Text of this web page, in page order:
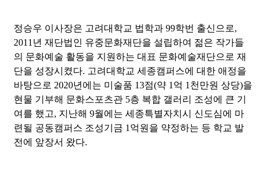
정승우 이사장은 고려대학교 법학과 99학번 출신으로,
2011년 재단법인 유중문화재단을 설립하여 젊은 작가들
의 문화예술 활동을 지원하는 대표 문화예술재단으로 재
단을 성장시켰다. 고려대학교 세종캠퍼스에 대한 애정을
바탕으로 2020년에는 미술품 13점(약 1억 1천만원 상당)을
현물 기부해 문화스포츠관 5층 복합 갤러리 조성에 큰 기
여를 했고, 지난해 9월에는 세종특별자치시 신도심에 마
련될 공동캠퍼스 조성기금 1억원을 약정하는 등 학교 발
전에 앞장서 왔다.